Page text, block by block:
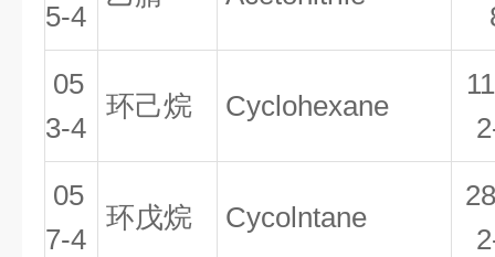
5-4
05
3-4
环己烷 Cyclohexane
05
7-4
环戊烷 Cycolntane